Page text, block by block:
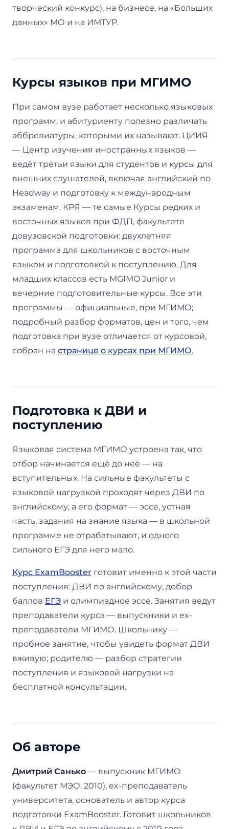
творческий конкурс), на бизнесе, на «Больших
данных» МО и на ИМТУР.
Курсы языков при МГИМО
При самом вузе работает несколько языковых
программ, и абитуриенту полезно различать
аббревиатуры, которыми их называют. ЦИИЯ
— Центр изучения иностранных языков —
ведёт третьи языки для студентов и курсы для
внешних слушателей, включая английский по
Headway и подготовку к международным
экзаменам. КРЯ — те самые Курсы редких и
восточных языков при ФДП, факультете
довузовской подготовки: двухлетняя
программа для школьников с восточным
языком и подготовкой к поступлению. Для
младших классов есть MGIMO Junior и
вечерние подготовительные курсы. Все эти
программы — официальные, при МГИМО;
подробный разбор форматов, цен и того, чем
подготовка при вузе отличается от курсовой,
собран на странице о курсах при МГИМО.
Подготовка к ДВИ и
поступлению
Языковая система МГИМО устроена так, что
отбор начинается ещё до неё — на
вступительных. На сильные факультеты с
языковой нагрузкой проходят через ДВИ по
английскому, а его формат — эссе, устная
часть, задания на знание языка — в школьной
программе не отрабатывают, и одного
сильного ЕГЭ для него мало.
Курс ExamBooster готовит именно к этой части
поступления: ДВИ по английскому, добор
баллов ЕГЭ и олимпиадное эссе. Занятия ведут
преподаватели курса — выпускники и ex-
преподаватели МГИМО. Школьнику —
пробное занятие, чтобы увидеть формат ДВИ
вживую; родителю — разбор стратегии
поступления и языковой нагрузки на
бесплатной консультации.
Об авторе
Дмитрий Санько — выпускник МГИМО
(факультет МЭО, 2010), ex-преподаватель
университета, основатель и автор курса
подготовки ExamBooster. Готовит школьников